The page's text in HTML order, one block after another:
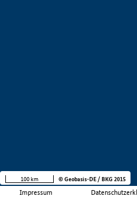
Impressum
100 km © Geobasis-DE / BKG 2015